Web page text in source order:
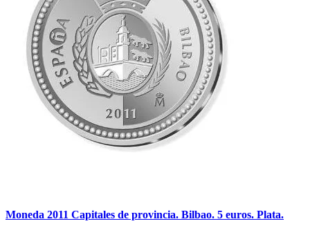
Moneda 2011 Capitales de provincia. Bilbao. 5 euros. Plata.